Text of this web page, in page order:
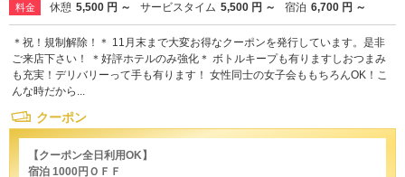
料金 休憩 5,500 円 ～ サービスタイム 5,500 円 ～ 宿泊 6,700 円 ～
＊祝！規制解除！＊ 11月末まで大変お得なクーポンを発行しています。是非
ご来店下さい！ ＊好評ホテルのみ強化＊ ボトルキープも有りますしおつまみ
も充実！デリバリーって手も有ります！ 女性同士の女子会ももちろんOK！こ
んな時だから...
クーポン
【クーポン全日利用OK】
宿泊 1000円ＯＦＦ